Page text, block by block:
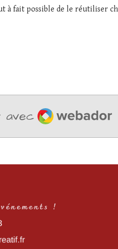
à fait possible de le réutiliser
Webador